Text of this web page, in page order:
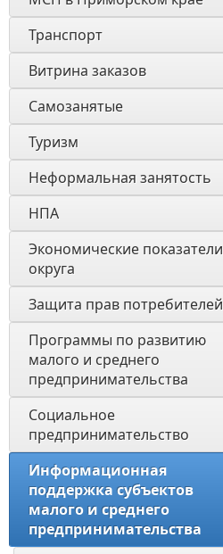
Транспорт
Витрина заказов
Самозанятые
Туризм
Неформальная занятость
НПА
Экономические показатели
округа
Защита прав потребителей
Программы по развитию
малого и среднего
предпринимательства
Социальное
предпринимательство
Информационная
поддержка субъектов
малого и среднего
предпринимательства